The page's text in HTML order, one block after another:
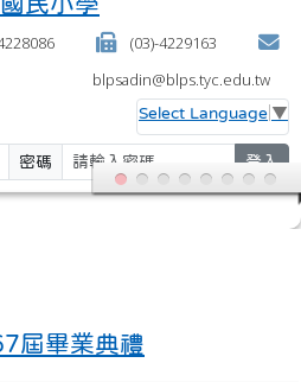
(03)-4229163
blpsadin@blps.tyc.edu.tw
Select Language ▼
密碼 登入
屆畢業典禮